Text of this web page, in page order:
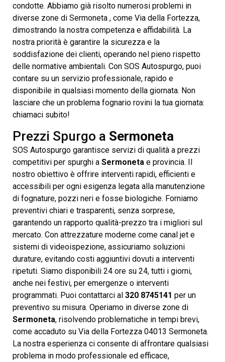
condotte. Abbiamo già risolto numerosi problemi in
diverse zone di Sermoneta , come Via della Fortezza,
dimostrando la nostra competenza e affidabilità. La
nostra priorità è garantire la sicurezza e la
soddisfazione dei clienti, operando nel pieno rispetto
delle normative ambientali. Con SOS Autospurgo, puoi
contare su un servizio professionale, rapido e
disponibile in qualsiasi momento della giornata. Non
lasciare che un problema fognario rovini la tua giornata:
chiamaci subito!
Prezzi Spurgo a Sermoneta
SOS Autospurgo garantisce servizi di qualità a prezzi
competitivi per spurghi a Sermoneta e provincia. Il
nostro obiettivo è offrire interventi rapidi, efficienti e
accessibili per ogni esigenza legata alla manutenzione
di fognature, pozzi neri e fosse biologiche. Forniamo
preventivi chiari e trasparenti, senza sorprese,
garantendo un rapporto qualità-prezzo tra i migliori sul
mercato. Con attrezzature moderne come canal jet e
sistemi di videoispezione, assicuriamo soluzioni
durature, evitando costi aggiuntivi dovuti a interventi
ripetuti. Siamo disponibili 24 ore su 24, tutti i giorni,
anche nei festivi, per emergenze o interventi
programmati. Puoi contattarci al 320 8745141 per un
preventivo su misura. Operiamo in diverse zone di
Sermoneta, risolvendo problematiche in tempi brevi,
come accaduto su Via della Fortezza 04013 Sermoneta.
La nostra esperienza ci consente di affrontare qualsiasi
problema in modo professionale ed efficace,